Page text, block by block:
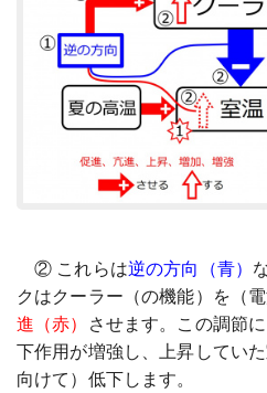
② これらは逆の方向（青）
クはクーラー（の機能）を（
進（赤） させます。この調節
下作用が増強し、上昇してい
向けて）低下します。